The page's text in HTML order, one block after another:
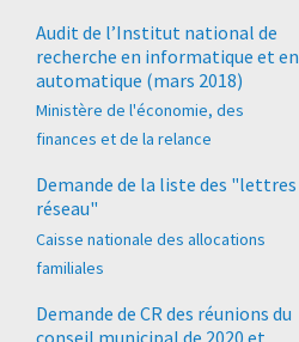
Audit de l’Institut national de
recherche en informatique et en
automatique (mars 2018)
Ministère de l'économie, des
finances et de la relance
Demande de la liste des "lettres
réseau"
Caisse nationale des allocations
familiales
Demande de CR des réunions du
conseil municipal de 2020 et